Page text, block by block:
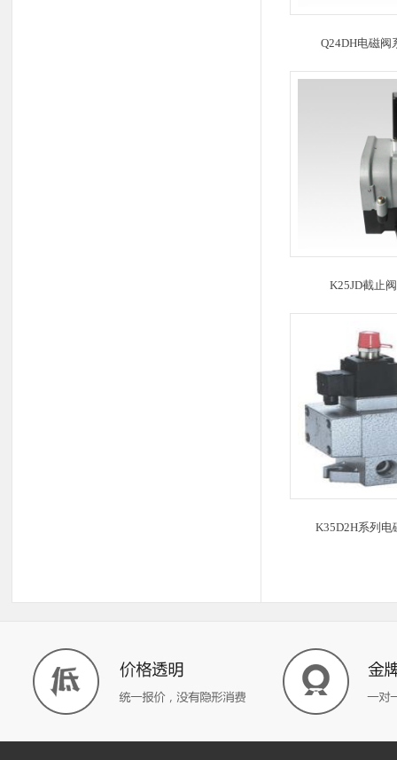
Q24DH电磁阀
K25JD截止
K35D2H系列电